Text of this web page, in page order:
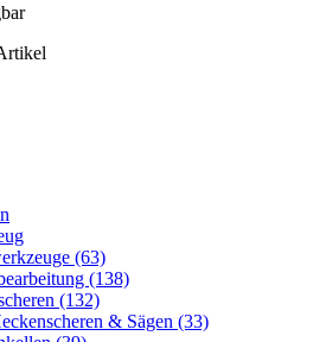
(63)
(138)
(132)
& Sägen (33)